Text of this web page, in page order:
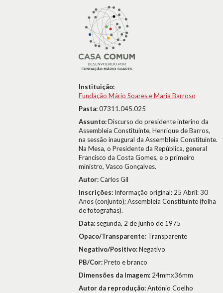
Instituição:
Fundação Mário Soares e Maria Barroso
Pasta:07311.045.025
Assunto:Discurso do presidente interino da
Assembleia Constituinte, Henrique de Barros,
na sessão inaugural da Assembleia Constituinte.
Na Mesa, o Presidente da República, general
Francisco da Costa Gomes, e o primeiro
ministro, Vasco Gonçalves.
Autor:Carlos Gil
Inscrições: Informação original: 25 Abril: 30
Anos (conjunto); Assembleia Constituinte (folha
de fotografias).
Data: segunda, 2 de junho de 1975
Opaco/Transparente: Transparente
Negativo/Positivo:Negativo
PB/Cor:Preto e branco
Dimensões da Imagem: 24mmx36mm
Autor da reprodução:António Coelho